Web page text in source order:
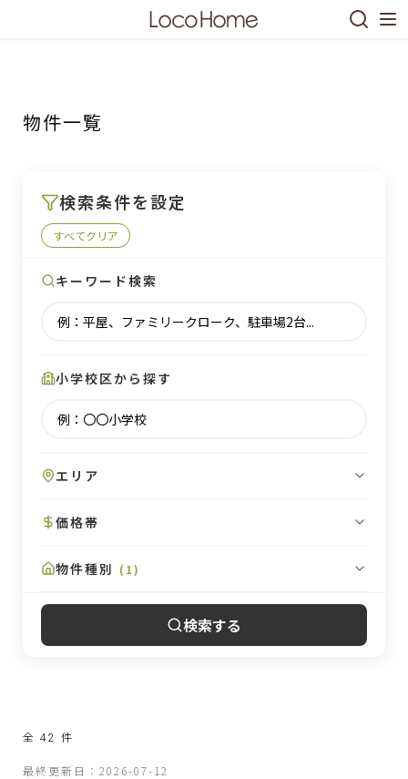
物件一覧
検索条件を設定
すべてクリア
キーワード検索
小学校区から探す
エリア
価格帯
物件種別 ( 1)
検索する
全 42 件
最終更新日：2026-07-12